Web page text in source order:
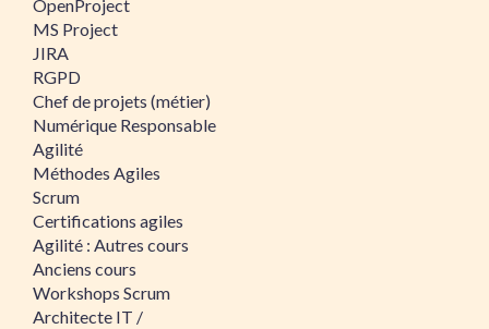
OpenProject
MS Project
JIRA
RGPD
Chef de projets (métier)
Numérique Responsable
Agilité
Méthodes Agiles
Scrum
Certifications agiles
Agilité : Autres cours
Anciens cours
Workshops Scrum
Architecte IT /